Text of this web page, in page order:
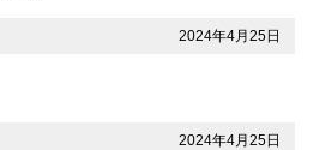
2024年4月25日
2024年4月25日